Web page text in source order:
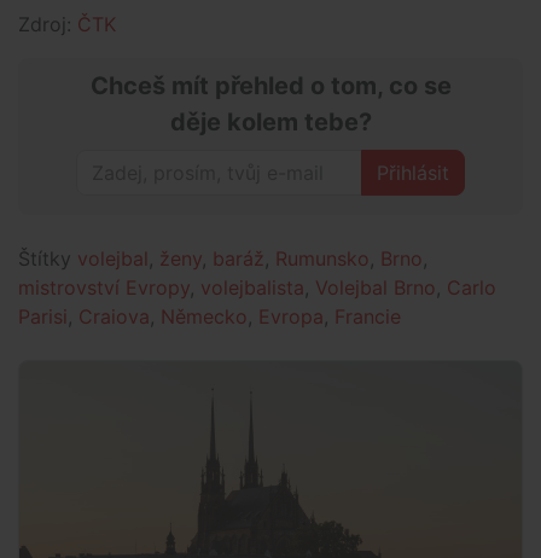
Zdroj: ČTK
Chceš mít přehled o tom, co se
děje kolem tebe?
Přihlásit
Štítky volejbal ženy baráž Rumunsko Brno
mistrovství Evropy volejbalista Volejbal Brno Carlo
Parisi Craiova Německo Evropa Francie